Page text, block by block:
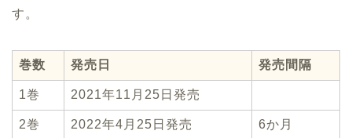
す。
巻数 発売日 発売間隔
1巻 2021年11月25日発売
2巻 2022年4月25日発売 6か月